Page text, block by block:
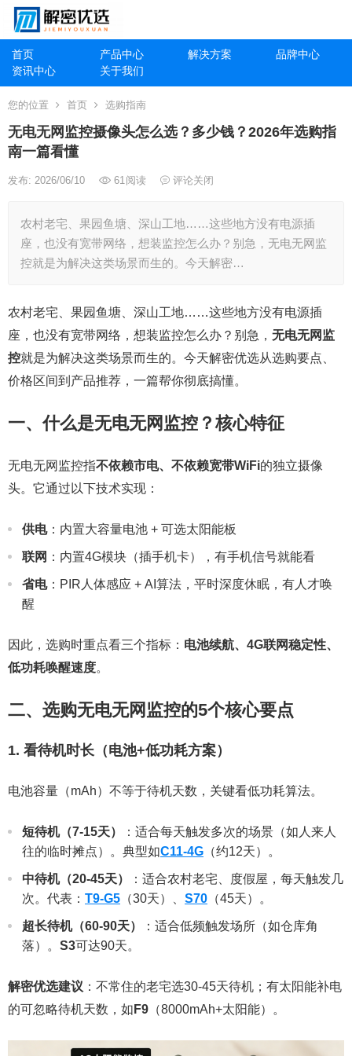
首页 产品中心 解决方案
品牌中心
资讯中心
关于我们
您的位置 首页 选购指南
无电无网监控摄像头怎么选？多少钱？2026年选购指
南一篇看懂
发布: 2026/06/10 61阅读 评论关闭
农村老宅、果园鱼塘、深山工地……这些地方没有电源插
座，也没有宽带网络，想装监控怎么办？别急，无电无网监
控就是为解决这类场景而生的。今天解密…
农村老宅、果园鱼塘、深山工地……这些地方没有电源插
座，也没有宽带网络，想装监控怎么办？别急， 无电无网监
控就是为解决这类场景而生的。今天解密优选从选购要点、
价格区间到产品推荐，一篇帮你彻底搞懂。
一、什么是无电无网监控？核心特征
无电无网监控指不依赖市电、不依赖宽带WiFi的独立摄像
头。它通过以下技术实现：
供电：内置大容量电池 + 可选太阳能板
联网 ：内置4G模块（插手机卡），有手机信号就能看
省电：PIR人体感应 + AI算法，平时深度休眠，有人才唤
醒
因此，选购时重点看三个指标： 电池续航、4G联网稳定性、
低功耗唤醒速度。
二、选购无电无网监控的5个核心要点
1. 看待机时长（电池+低功耗方案）
电池容量（mAh）不等于待机天数，关键看低功耗算法。
短待机（7-15天）
：适合每天触发多次的场景（如人来人
往的临时摊点）。典型如C11-4G （约12天）。
中待机（20-45天）
：适合农村老宅、度假屋，每天触发几
次。代表： T9-G5 （30天）、 S70 （45天）。
超长待机（60-90天）
：适合低频触发场所（如仓库角
落）。 S3可达90天。
解密优选建议 ：不常住的老宅选30-45天待机；有太阳能补电
的可忽略待机天数，如 F9 （8000mAh+太阳能）。